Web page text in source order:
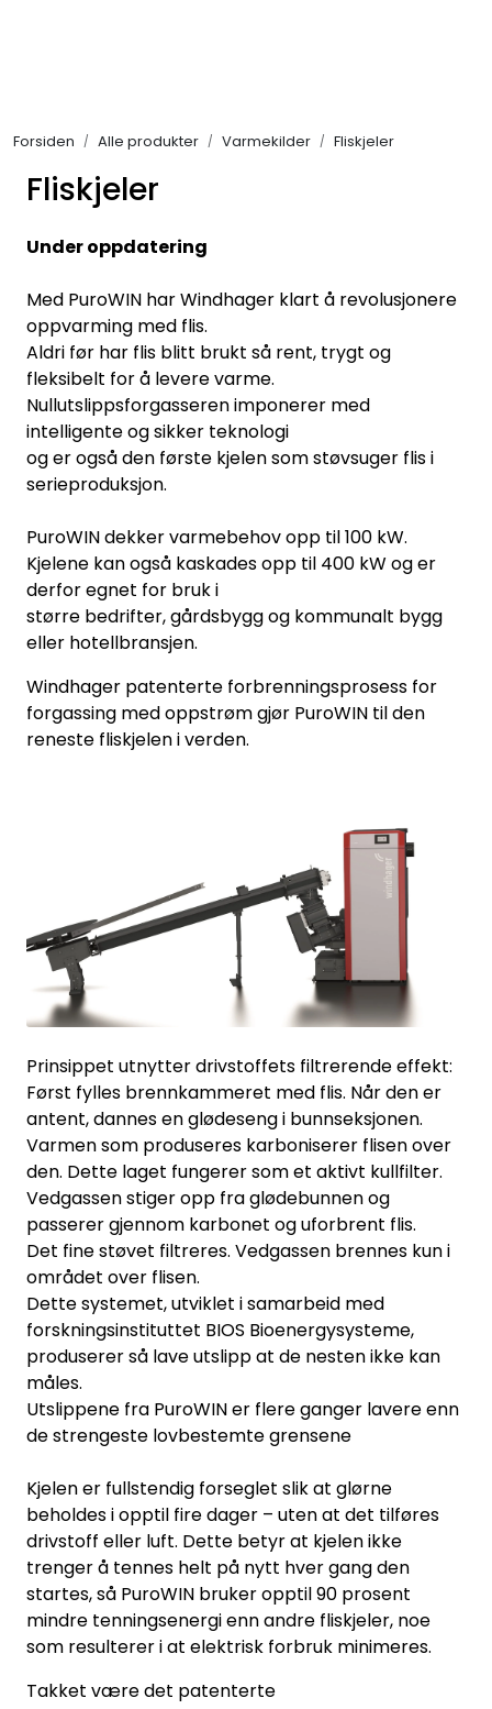
Forsiden Alle produkter Varmekilder Fliskjeler
Fliskjeler
Under oppdatering
Med PuroWIN har Windhager klart å revolusjonere
oppvarming med flis.
Aldri før har flis blitt brukt så rent, trygt og
fleksibelt for å levere varme.
Nullutslippsforgasseren imponerer med
intelligente og sikker teknologi
og er også den første kjelen som støvsuger flis i
serieproduksjon.
PuroWIN dekker varmebehov opp til 100 kW.
Kjelene kan også kaskades opp til 400 kW og er
derfor egnet for bruk i
større bedrifter, gårdsbygg og kommunalt bygg
eller hotellbransjen.
Windhager patenterte forbrenningsprosess for
forgassing med oppstrøm gjør PuroWIN til den
reneste fliskjelen i verden.
Prinsippet utnytter drivstoffets filtrerende effekt:
Først fylles brennkammeret med flis. Når den er
antent, dannes en glødeseng i bunnseksjonen.
Varmen som produseres karboniserer flisen over
den. Dette laget fungerer som et aktivt kullfilter.
Vedgassen stiger opp fra glødebunnen og
passerer gjennom karbonet og uforbrent flis.
Det fine støvet filtreres. Vedgassen brennes kun i
området over flisen.
Dette systemet, utviklet i samarbeid med
forskningsinstituttet BIOS Bioenergysysteme,
produserer så lave utslipp at de nesten ikke kan
måles.
Utslippene fra PuroWIN er flere ganger lavere enn
de strengeste lovbestemte grensene
Kjelen er fullstendig forseglet slik at glørne
beholdes i opptil fire dager – uten at det tilføres
drivstoff eller luft. Dette betyr at kjelen ikke
trenger å tennes helt på nytt hver gang den
startes, så PuroWIN bruker opptil 90 prosent
mindre tenningsenergi enn andre fliskjeler, noe
som resulterer i at elektrisk forbruk minimeres.
Takket være det patenterte
KAMPANJER
Kontakt Oss
Reservedeler
Outlet
Be om tilbud